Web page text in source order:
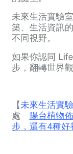
未來生活實驗
築、生活資訊
不同視野。
如果你認同
步，翻轉世界
【未來生活實
處 陽台植物
步，還有4種好